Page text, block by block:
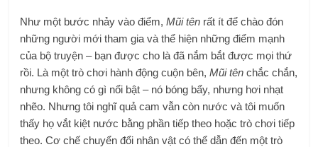
Như một bước nhảy vào điểm,Mũi tên rất ít để chào đón
những người mới tham gia và thể hiện những điểm mạnh
của bộ truyện – bạn được cho là đã nắm bắt được mọi thứ
rồi. Là một trò chơi hành động cuộn bên,Mũi tên chắc chắn,
nhưng không có gì nổi bật – nó bóng bẩy, nhưng hơi nhạt
nhẽo. Nhưng tôi nghĩ quả cam vẫn còn nước và tôi muốn
thấy họ vắt kiệt nước bằng phần tiếp theo hoặc trò chơi tiếp
theo. Cơ chế chuyển đổi nhân vật có thể dẫn đến một trò